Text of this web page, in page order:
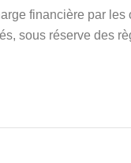
financière par
sous réserve des